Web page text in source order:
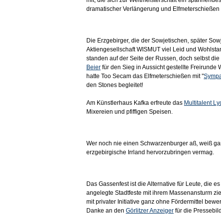
dramatischer Verlängerung und Elfmeterschießen
Die Erzgebirger, die der Sowjetischen, später
Aktiengesellschaft WISMUT viel Leid und
standen auf der Seite der Russen, doch selbst
Beier für den Sieg in Aussicht gestellte Freirunde
hatte Too Secam das Elfmeterschießen mit "
den Stones begleitet!
Am Künstlerhaus Kafka erfreute das Multitalent
Mixereien und pfiffigen Speisen.
Wer noch nie einen Schwarzenburger aß, weiß
erzgebirgische Irrland hervorzubringen vermag.
Das Gassenfest ist die Alternative für Leute, die
angelegte Stadtfeste mit ihrem Massenansturm
mit privater Initiative ganz ohne Fördermittel
Danke an den Görlitzer Anzeiger für die